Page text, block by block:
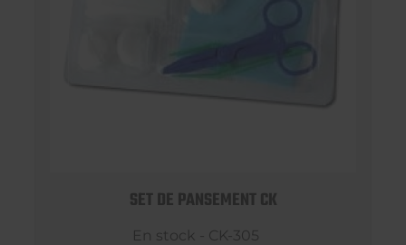
SET DE PANSEMENT CK
En stock - CK-305